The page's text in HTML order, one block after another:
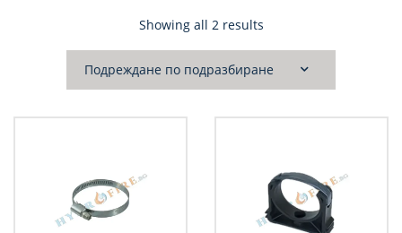
Showing all 2 results